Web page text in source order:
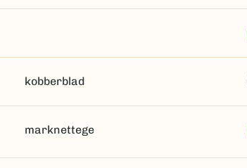
kobberblad
marknettege